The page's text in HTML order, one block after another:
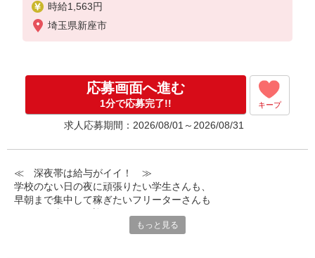
時給1,563円
埼玉県新座市
応募画面へ進む
1分で応募完了!! キープ
求人応募期間：2026/08/01～2026/08/31
≪ 深夜帯は給与がイイ！ ≫
学校のない日の夜に頑張りたい学生さんも、
早朝まで集中して稼ぎたいフリーターさんも
もっと見る